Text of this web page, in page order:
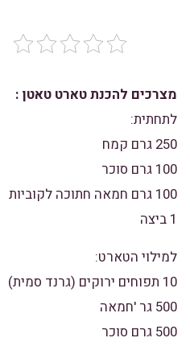
מצרכים להכנת טארט טאטן :
לתחתית:
250 גרם קמח
100 גרם סוכר
100 גרם חמאה חתוכה לקוביות
1 ביצה
למילוי הטארט:
10 תפוחים ירוקים (גרנד סמית)
500 גר 'חמאה
500 גרם סוכר